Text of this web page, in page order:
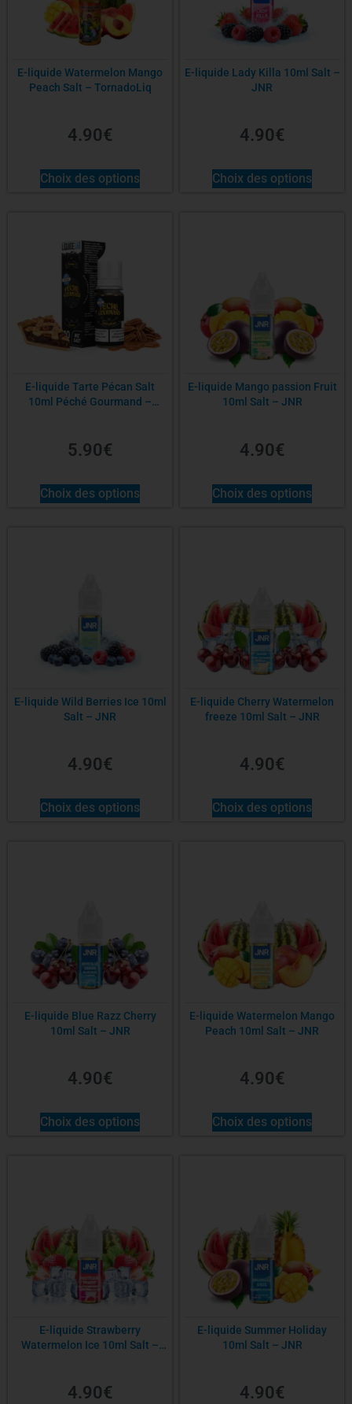
E-liquide Watermelon Mango
Peach Salt – TornadoLiq
4.90€
Choix des options
E-liquide Lady Killa 10ml Salt –
JNR
4.90€
Choix des options
E-liquide Tarte Pécan Salt
10ml Péché Gourmand –
5.90€
Choix des options
E-liquide Mango passion Fruit
10ml Salt – JNR
4.90€
Choix des options
E-liquide Wild Berries Ice 10ml
Salt – JNR
4.90€
Choix des options
E-liquide Cherry Watermelon
freeze 10ml Salt – JNR
4.90€
Choix des options
E-liquide Blue Razz Cherry
10ml Salt – JNR
4.90€
Choix des options
E-liquide Watermelon Mango
Peach 10ml Salt – JNR
4.90€
Choix des options
E-liquide Strawberry
Watermelon Ice 10ml Salt –
4.90€
E-liquide Summer Holiday
10ml Salt – JNR
4.90€